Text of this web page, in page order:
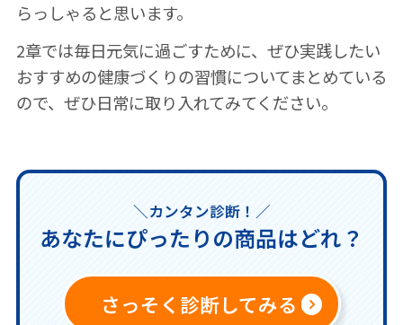
らっしゃると思います。
2章では毎日元気に過ごすために、ぜひ実践したい
おすすめの健康づくりの習慣についてまとめている
ので、ぜひ日常に取り入れてみてください。
＼カンタン診断！／
あなたにぴったりの商品はどれ？
さっそく診断してみる